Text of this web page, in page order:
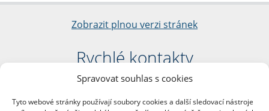
Spravovat souhlas s cookies
Tyto webové stránky používají soubory cookies a další sledovací nástroje
Zobrazit plnou verzi stránek
Rychlé kontakty
Filozofická fakulta
nám. Jana Palacha 1/2